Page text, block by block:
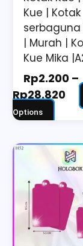
Kue | Kotak
serbaguna
| Murah |
Kue Mika
Rp2.200 –
Rp28.820
Options
chosen
on
the
page